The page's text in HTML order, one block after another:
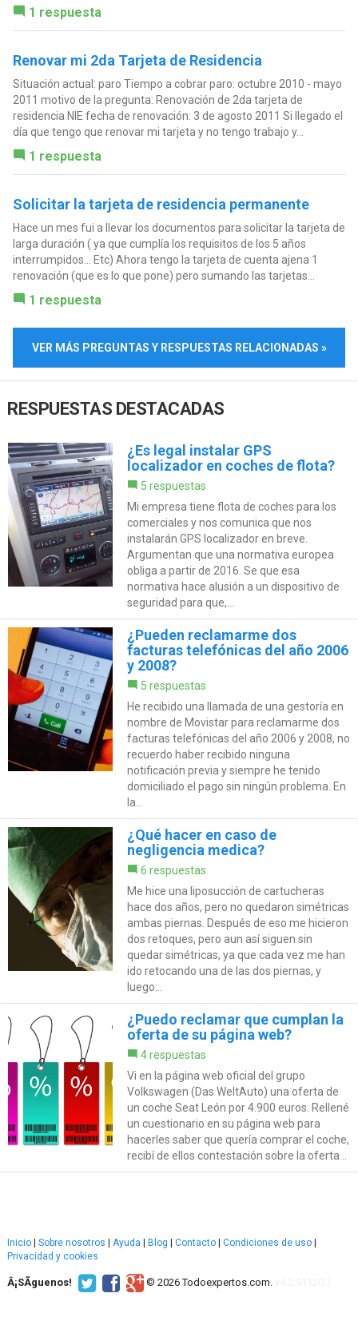
1 respuesta
Renovar mi 2da Tarjeta de Residencia
Situación actual: paro Tiempo a cobrar paro: octubre 2010 - mayo
2011 motivo de la pregunta: Renovación de 2da tarjeta de
residencia NIE fecha de renovación: 3 de agosto 2011 Si llegado el
día que tengo que renovar mi tarjeta y no tengo trabajo y...
1 respuesta
Solicitar la tarjeta de residencia permanente
Hace un mes fui a llevar los documentos para solicitar la tarjeta de
larga duración ( ya que cumplía los requisitos de los 5 años
interrumpidos... Etc) Ahora tengo la tarjeta de cuenta ajena 1
renovación (que es lo que pone) pero sumando las tarjetas...
1 respuesta
VER MÁS PREGUNTAS Y RESPUESTAS RELACIONADAS »
RESPUESTAS DESTACADAS
¿Es legal instalar GPS
localizador en coches de flota?
5 respuestas
Mi empresa tiene flota de coches para los
comerciales y nos comunica que nos
instalarán GPS localizador en breve.
Argumentan que una normativa europea
obliga a partir de 2016. Se que esa
normativa hace alusión a un dispositivo de
seguridad para que,...
¿Pueden reclamarme dos
facturas telefónicas del año 2006
y 2008?
5 respuestas
He recibido una llamada de una gestoría en
nombre de Movistar para reclamarme dos
facturas telefónicas del año 2006 y 2008, no
recuerdo haber recibido ninguna
notificación previa y siempre he tenido
domiciliado el pago sin ningún problema. En
la...
¿Qué hacer en caso de
negligencia medica?
6 respuestas
Me hice una liposucción de cartucheras
hace dos años, pero no quedaron simétricas
ambas piernas. Después de eso me hicieron
dos retoques, pero aun así siguen sin
quedar simétricas, ya que cada vez me han
ido retocando una de las dos piernas, y
luego...
¿Puedo reclamar que cumplan la
oferta de su página web?
4 respuestas
Vi en la página web oficial del grupo
Volkswagen (Das WeltAuto) una oferta de
un coche Seat León por 4.900 euros. Rellené
un cuestionario en su página web para
hacerles saber que quería comprar el coche,
recibí de ellos contestación sobre la oferta...
Inicio | Sobre nosotros | Ayuda | Blog | Contacto | Condiciones de uso |
Privacidad y cookies
Â¡SÃ­guenos! © 2026 Todoexpertos.com.